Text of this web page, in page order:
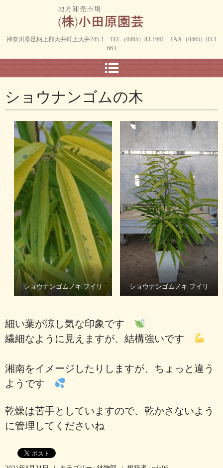
神奈川県足柄上郡大井町上大井245-1 TEL（0465）83-1661 FAX（0465）83-1
663
ショウナンゴムの木
ショウナンゴムノキ フイリ ショウナンゴムノキ フイリ
細い葉が涼し気な印象です
繊細なように見えますが、結構強いです
湘南をイメージしたりしますが、ちょっと違う
ようです
乾燥は苦手としていますので、乾かさないよう
に管理してくださいね